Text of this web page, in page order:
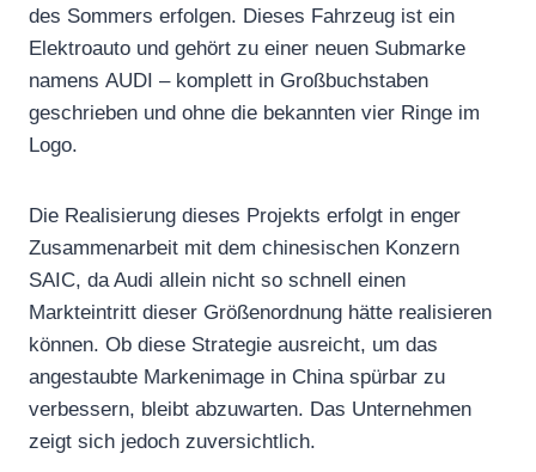
des Sommers erfolgen. Dieses Fahrzeug ist ein
Elektroauto und gehört zu einer neuen Submarke
namens AUDI – komplett in Großbuchstaben
geschrieben und ohne die bekannten vier Ringe im
Logo.
Die Realisierung dieses Projekts erfolgt in enger
Zusammenarbeit mit dem chinesischen Konzern
SAIC, da Audi allein nicht so schnell einen
Markteintritt dieser Größenordnung hätte realisieren
können. Ob diese Strategie ausreicht, um das
angestaubte Markenimage in China spürbar zu
verbessern, bleibt abzuwarten. Das Unternehmen
zeigt sich jedoch zuversichtlich.